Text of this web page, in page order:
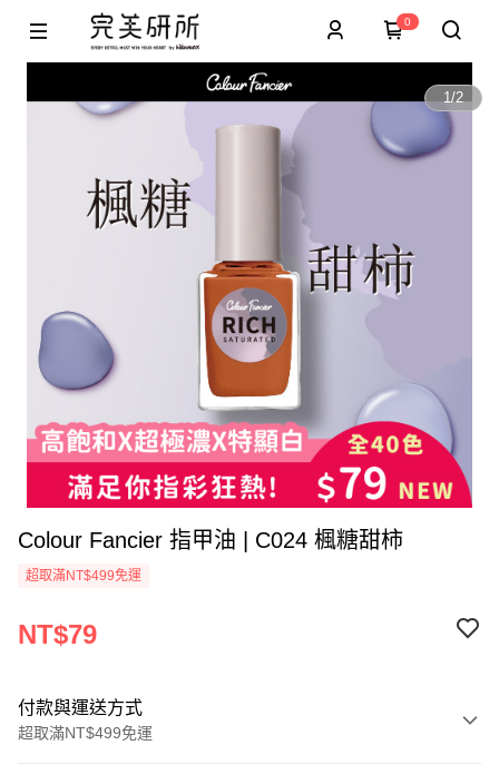
0
1/2
Colour Fancier 指甲油 | C024 楓糖甜柿
超取滿NT$499免運
NT$79
付款與運送方式
超取滿NT$499免運